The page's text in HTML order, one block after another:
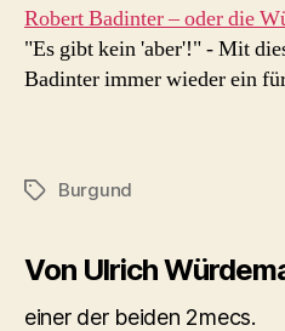
Robert Badinter – oder die
"Es gibt kein 'aber'!" - Mit
Badinter immer wieder ein
Schlagwörter
Burgund
Von Ulrich
einer der beiden 2mecs.